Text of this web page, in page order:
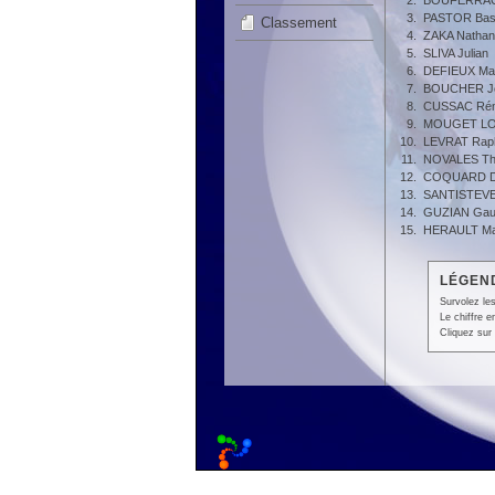
Classement
3.
PASTOR
4.
ZAKA
5.
SLIVA Julian
6.
DEFIEUX
7.
BOUCHER
8.
CUSSAC
9.
MOUGET
10.
LEVRAT
11.
NOVALES
12.
COQUARD
13.
14.
GUZIAN
15.
HERAULT
Survolez
Le chiffre
Cliquez sur